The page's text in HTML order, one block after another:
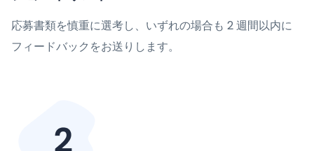
応募書類を慎重に選考し、いずれの場合も 2 週間以内に
フィードバックをお送りします。